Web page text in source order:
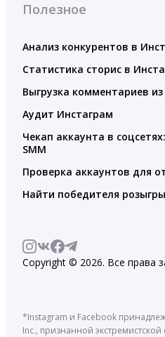
Полезное
Анализ конкурентов в
Статистика сторис в
Выгрузка комментариев
Аудит Инстаграм
Чекап аккаунта в
SMM
Проверка аккаунтов для
Найти победителя
Copyright © 2026. Все права
*Instagram и Facebook
Inc., признанной